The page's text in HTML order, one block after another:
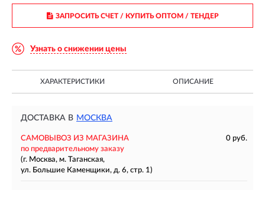
ЗАПРОСИТЬ СЧЕТ / КУПИТЬ ОПТОМ/ ТЕНДЕР
Узнать о снижении цены
ХАРАКТЕРИСТИКИ ОПИСАНИЕ
ДОСТАВКА В МОСКВА
САМОВЫВОЗ ИЗ МАГАЗИНА
0 руб.
по предварительному заказу
(г. Москва, м. Таганская,
ул. Большие Каменщики, д. 6, стр. 1)